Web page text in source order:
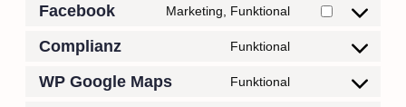
Facebook Marketing, Funktional
Complianz Funktional
WP Google Maps Funktional